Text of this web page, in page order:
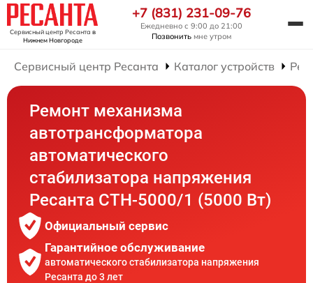
Сервисный центр Ресанта в
Нижнем Новгороде
+7 (831) 231-09-76
Ежедневно с 9:00 до 21:00
Позвонить мне утром
Сервисный центр Ресанта Каталог устройств
Ремонт механизма
автотрансформатора
автоматического
стабилизатора напряжения
Ресанта СТН-5000/1 (5000 Вт)
Официальный сервис
Гарантийное обслуживание
автоматического стабилизатора напряжения
Ресанта до 3 лет